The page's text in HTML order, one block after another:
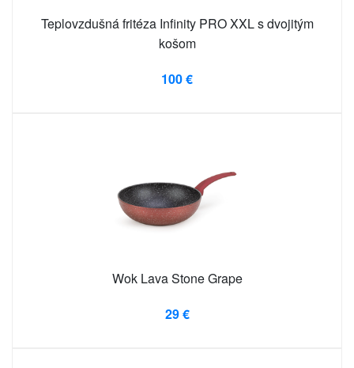
Teplovzdušná fritéza Infinity PRO XXL s dvojitým
košom
100 €
Wok Lava Stone Grape
29 €